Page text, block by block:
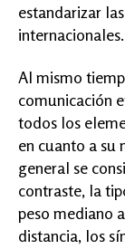
estandarizar
internacionales.
Al mismo
comunicación
todos los
en cuanto a su
general se
contraste, la
peso mediano
distancia, los